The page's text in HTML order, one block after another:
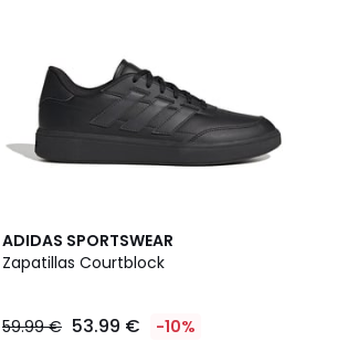
ADIDAS SPORTSWEAR
Zapatillas Courtblock
59.99 € 53.99 € -10%
4,7
/ 5